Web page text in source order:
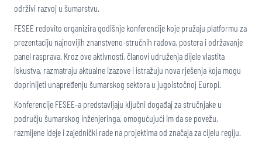
održivi razvoj u šumarstvu.
FESEE redovito organizira godišnje konferencije koje pružaju platformu za
prezentaciju najnovijih znanstveno-stručnih radova, postera i održavanje
panel rasprava. Kroz ove aktivnosti, članovi udruženja dijele vlastita
iskustva, razmatraju aktualne izazove i istražuju nova rješenja koja mogu
doprinijeti unapređenju šumarskog sektora u jugoistočnoj Europi.
Konferencije FESEE-a predstavljaju ključni događaj za stručnjake u
području šumarskog inženjeringa, omogućujući im da se povežu,
razmijene ideje i zajednički rade na projektima od značaja za cijelu regiju.